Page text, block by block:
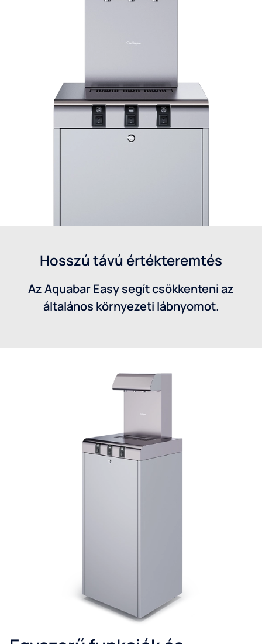
Hosszú távú értékteremtés
Az Aquabar Easy segít csökkenteni az
általános környezeti lábnyomot.